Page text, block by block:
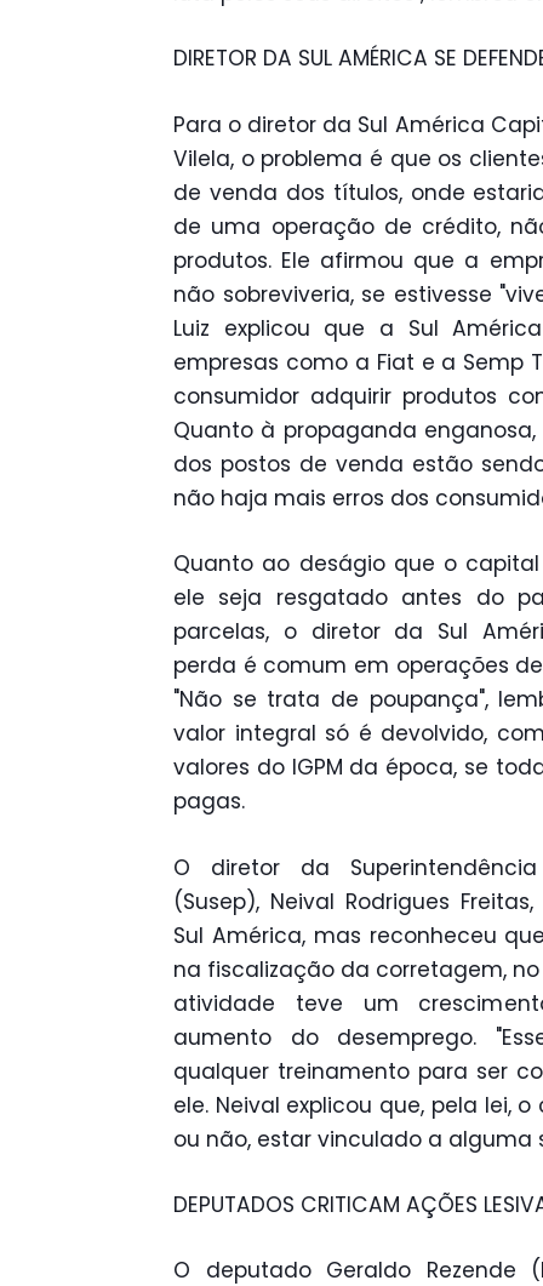
DIRETOR DA SUL AMÉRICA SE
Para o diretor da Sul América
Vilela, o problema é que os
de venda dos títulos, onde
de uma operação de crédito,
produtos. Ele afirmou que a
não sobreviveria, se estivesse
Luiz explicou que a Sul
empresas como a Fiat e a Semp
consumidor adquirir produtos
Quanto à propaganda
dos postos de venda estão
não haja mais erros dos
Quanto ao deságio que o
ele seja resgatado antes do
parcelas, o diretor da Sul
perda é comum em operações
"Não se trata de poupança",
valor integral só é devolvido,
valores do IGPM da época, se
pagas.
O diretor da
(Susep), Neival Rodrigues
Sul América, mas reconheceu
na fiscalização da corretagem, no
atividade teve um
aumento do desemprego.
qualquer treinamento para ser
ele. Neival explicou que, pela lei,
ou não, estar vinculado a alguma
DEPUTADOS CRITICAM AÇÕES
O deputado Geraldo Rezende